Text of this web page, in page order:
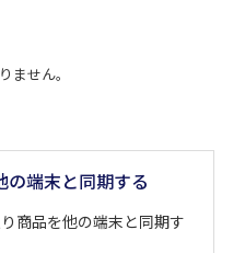
ません。
の端末と同期する
商品を他の端末と同期す